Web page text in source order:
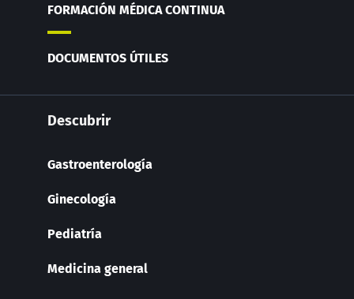
FORMACIÓN MÉDICA CONTINUA
DOCUMENTOS ÚTILES
Descubrir
Gastroenterología
Ginecología
Pediatría
Medicina general